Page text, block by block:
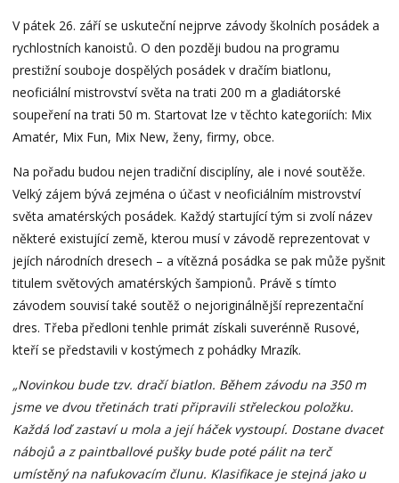
V pátek 26. září se uskuteční nejprve závody školních posádek a
rychlostních kanoistů. O den později budou na programu
prestižní souboje dospělých posádek v dračím biatlonu,
neoficiální mistrovství světa na trati 200 m a gladiátorské
soupeření na trati 50 m. Startovat lze v těchto kategoriích: Mix
Amatér, Mix Fun, Mix New, ženy, firmy, obce.
Na pořadu budou nejen tradiční disciplíny, ale i nové soutěže.
Velký zájem bývá zejména o účast v neoficiálním mistrovství
světa amatérských posádek. Každý startující tým si zvolí název
některé existující země, kterou musí v závodě reprezentovat v
jejích národních dresech – a vítězná posádka se pak může pyšnit
titulem světových amatérských šampionů. Právě s tímto
závodem souvisí také soutěž o nejoriginálnější reprezentační
dres. Třeba předloni tenhle primát získali suverénně Rusové,
kteří se představili v kostýmech z pohádky Mrazík.
„Novinkou bude tzv. dračí biatlon. Během závodu na 350 m
jsme ve dvou třetinách trati připravili střeleckou položku.
Každá loď zastaví u mola a její háček vystoupí. Dostane dvacet
nábojů a z paintballové pušky bude poté pálit na terč
umístěný na nafukovacím člunu. Klasifikace je stejná jako u